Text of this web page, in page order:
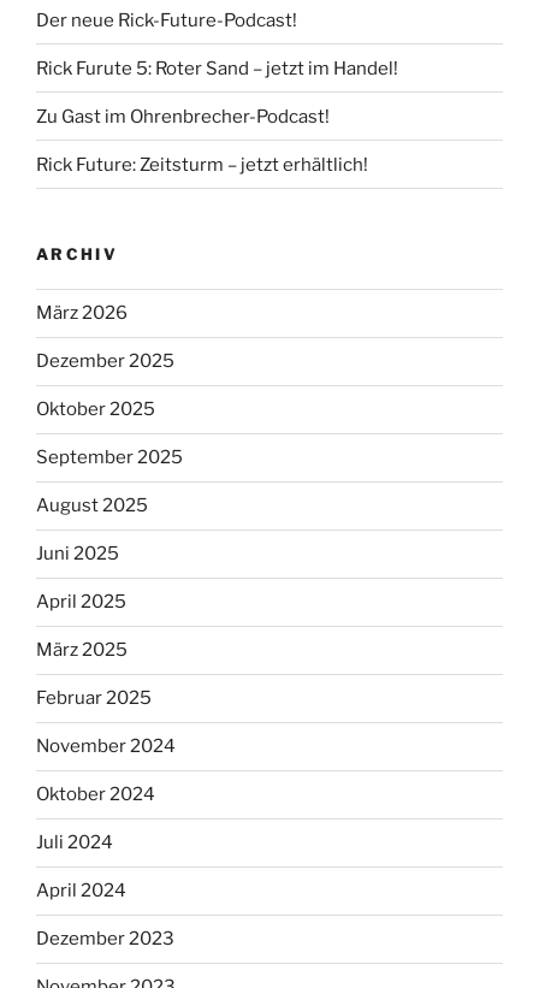
Der neue Rick-Future-Podcast!
Rick Furute 5: Roter Sand – jetzt im Handel!
Zu Gast im Ohrenbrecher-Podcast!
Rick Future: Zeitsturm – jetzt erhältlich!
ARCHIV
März 2026
Dezember 2025
Oktober 2025
September 2025
August 2025
Juni 2025
April 2025
März 2025
Februar 2025
November 2024
Oktober 2024
Juli 2024
April 2024
Dezember 2023